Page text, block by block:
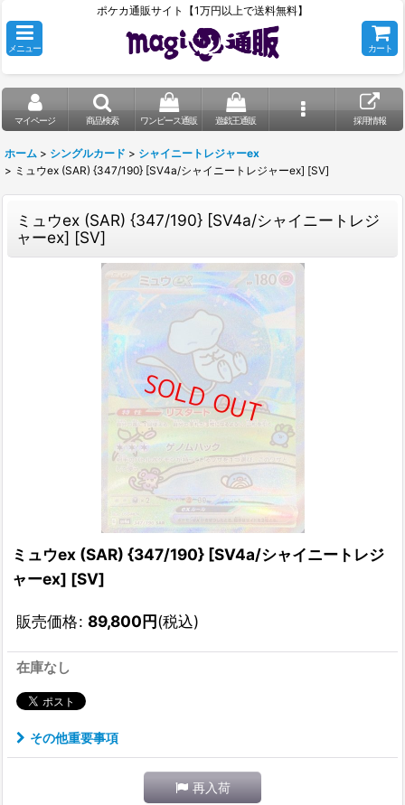
ポケカ通販サイト【1万円以上で送料無料】
メニュー カート
マイページ 商品検索 ワンピース通販 遊戯王通販 採用情報
ホーム > シングルカード > シャイニートレジャーex
> ミュウex (SAR) {347/190} [SV4a/シャイニートレジャーex] [SV]
ミュウex (SAR) {347/190} [SV4a/シャイニートレジ
ャーex] [SV]
ミュウex (SAR) {347/190} [SV4a/シャイニートレジ
ャーex] [SV]
販売価格: 89,800円(税込)
在庫なし
その他重要事項
再入荷